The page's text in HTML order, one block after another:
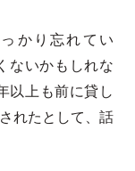
かり忘れてい
ないかもしれな
以上も前に貸し
れたとして、話